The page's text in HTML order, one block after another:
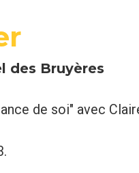
des Bruyères
de soi" avec